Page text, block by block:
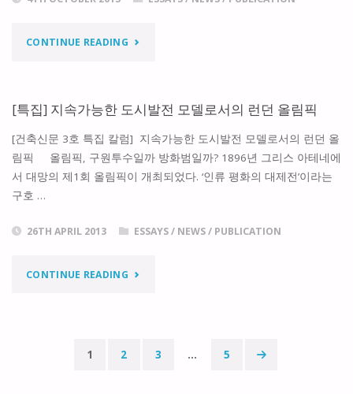
CONTINUE READING"두
축
이
야
4:
[특집] 지속가능한 도시발전 모델로서의 런던 올림픽
[건축신문 3호 특집 칼럼] 지속가능한 도시발전 모델로서의 런던 올
림픽 올림픽, 구원투수일까 방화범일까? 1896년 그리스 아테네에
서 대망의 제1회 올림픽이 개최되었다. ‘인류 평화의 대제전’이라는
구호 …
26TH APRIL 2013 ESSAYS/ NEWS/ PUBLICATION
CONTINUE READING"
1 2 3 … 5